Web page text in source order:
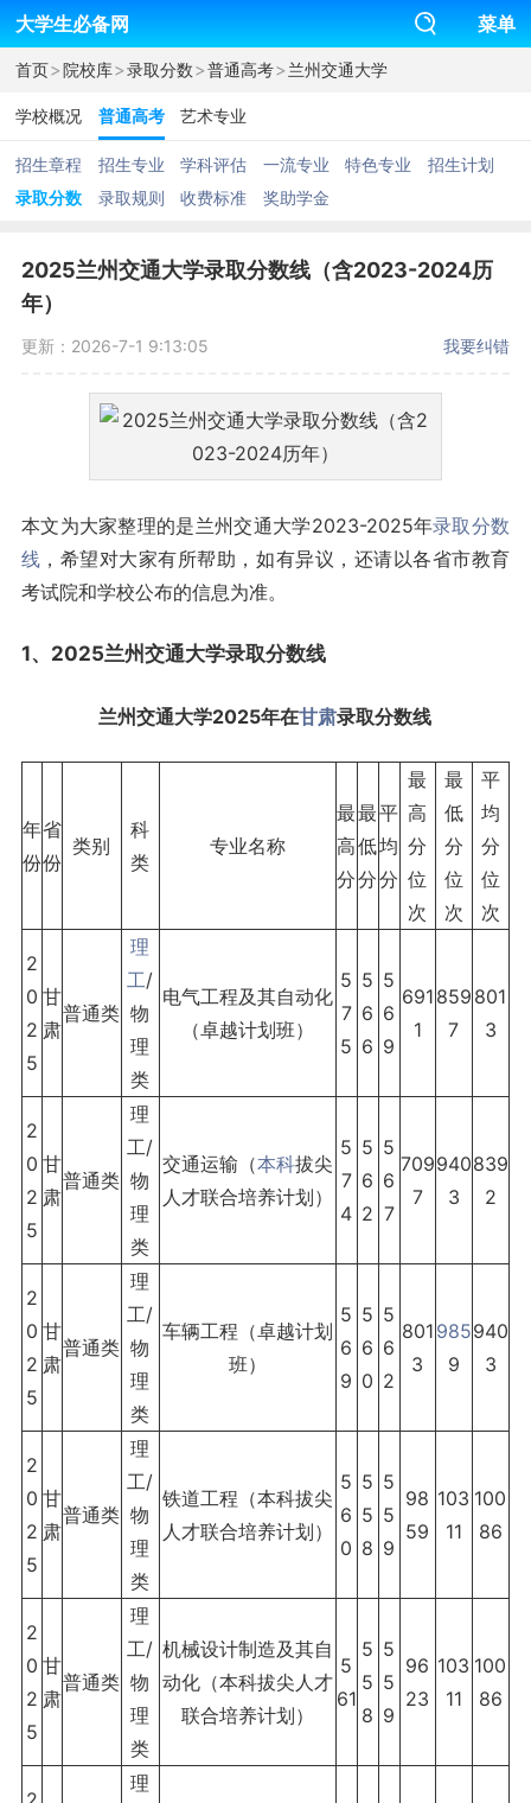
大学生必备网 菜单
首页>院校库>录取分数>普通高考>兰州交通大学
学校概况 普通高考 艺术专业
招生章程 招生专业 学科评估 一流专业 特色专业
招生计划
录取分数
录取规则 收费标准 奖助学金
2025兰州交通大学录取分数线（含2023-2024历
年）
更新：2026-7-1 9:13:05 我要纠错
本文为大家整理的是兰州交通大学2023-2025年录取分数
线 ，希望对大家有所帮助，如有异议，还请以各省市教育
考试院和学校公布的信息为准。
1、2025兰州交通大学录取分数线
兰州交通大学2025年在甘肃录取分数线
年
份
省
份
类别
科
类
专业名称
最
高
分
最
低
分
平
均
分
最
高
分
位
次
最
低
分
位
次
平
均
分
位
次
2
0
2
5
甘
肃
普通类
理
工/
物
理
类
电气工程及其自动化
（卓越计划班）
5
7
5
5
6
6
5
6
9
691
1
859
7
801
3
2
0
2
5
甘
肃
普通类
理
工/
物
理
类
交通运输（本科拔尖
人才联合培养计划）
5
7
4
5
6
2
5
6
7
709
7
940
3
839
2
2
0
2
5
甘
肃
普通类
理
工/
物
理
类
车辆工程（卓越计划
班）
5
6
9
5
6
0
5
6
2
801
3
985
9
940
3
2
0
2
5
甘
肃
普通类
理
工/
物
理
类
铁道工程（本科拔尖
人才联合培养计划）
5
6
0
5
5
8
5
5
9
98
59
103
11
100
86
2
0
2
5
甘
肃
普通类
理
工/
物
理
类
机械设计制造及其自
动化（本科拔尖人才
联合培养计划）
5
61
5
5
8
5
5
9
96
23
103
11
100
86
理